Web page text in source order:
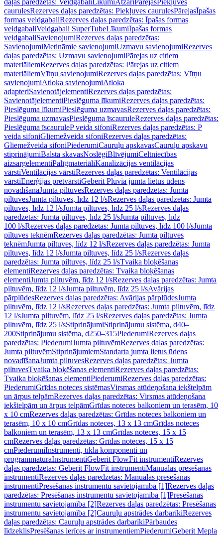
daļas paredzētas: Veidgabali LīkumiAtzari PārejasPiekļuves
caurulesRezerves daļas paredzētas: Piekļuves caurulesPārejasĪpašas
formas veidgabaliRezerves daļas paredzētas: Īpašas formas
veidgabaliVeidgabali SuperTubeLīkumiĪpašas formas
veidgabaliSavienojumiRezerves daļas paredzētas:
SavienojumiMetināmie savienojumiUzmavu savienojumiRezerves
daļas paredzētas: Uzmavu savienojumiPārejas uz citiem
materiāliemRezerves daļas paredzētas: Pārejas uz citiem
materiāliemVītņu savienojumiRezerves daļas paredzētas: Vītņu
savienojumiAtloka savienojumiAtloka
adapteriSavienotājelementiRezerves daļas paredzētas:
SavienotājelementiPieslēguma līkumiRezerves daļas paredzētas:
Pieslēguma līkumiPieslēguma uzmavasRezerves daļas paredzētas:
Pieslēguma uzmavasPieslēguma īscauruleRezerves daļas paredzētas:
Pieslēguma īscauruleP veida sifoniRezerves daļas paredzētas: P
veida sifoniGliemežveida sifoniRezerves daļas paredzētas:
Gliemežveida sifoniPiederumiCauruļu apskavasCauruļu apskavu
stiprinājumiBalsta skavasNoslēgiBlīvējumiCeltniecības
aizsargelementiPalīgmateriāliKanalizācijas ventilācijas
vārstiVentilācijas vārstiRezerves daļas paredzētas: Ventilācijas
vārstiEnerģijas pretvārstiGeberit Pluvia jumta lietus ūdens
novadīšanaJumta piltuvesRezerves daļas paredzētas: Jumta
piltuvesJumta piltuves, līdz 12 l/sRezerves daļas paredzētas: Jumta
piltuves, līdz 12 l/sJumta piltuves, līdz 25 l/sRezerves daļas
paredzētas: Jumta piltuves, līdz 25 l/sJumta piltuves, līdz
100 l/sRezerves daļas paredzētas: Jumta piltuves, līdz 100 l/sJumta
piltuves teknēmRezerves daļas paredzētas: Jumta piltuves
teknēmJumta piltuves, līdz 12 l/sRezerves daļas paredzētas: Jumta
piltuves, līdz 12 l/sJumta piltuves, līdz 25 l/sRezerves daļas
paredzētas: Jumta piltuves, līdz 25 l/sTvaika bloķēšanas
elementiRezerves daļas paredzētas: Tvaika bloķēšanas
elementiJumta piltuvēm, līdz 12 l/sRezerves daļas paredzētas: Jumta
piltuvēm, līdz 12 l/sJumta piltuvēm, līdz 25 l/sAvārijas
pārplūdesRezerves daļas paredzētas: Avārijas pārplūdesJumta
piltuvēm, līdz 12 l/sRezerves daļas paredzētas: Jumta piltuvēm, līdz
12 l/sJumta piltuvēm, līdz 25 l/sRezerves daļas paredzētas: Jumta
piltuvēm, līdz 25 l/sStiprinājumiStiprinājumu sistēma, d40–
200Stiprinājumu sistēma, d250–315PiederumiRezerves daļas
paredzētas: PiederumiJumta piltuvēmRezerves daļas paredzētas:
Jumta piltuvēmStiprinājumiemStandarta jumta lietus ūdens
novadīšanaJumta piltuvesRezerves daļas paredzētas: Jumta
piltuvesTvaika bloķēšanas elementiRezerves daļas paredzētas:
Tvaika bloķēšanas elementiPiederumiRezerves daļas paredzētas:
PiederumiGrīdas noteces sistēmasVirsmas atūdeņošana iekštelpām
un ārpus telpāmRezerves daļas paredzētas: Virsmas atūdeņošana
iekštelpām un ārpus telpāmGrīdas noteces balkoniem un terasēm, 10
x 10 cmRezerves daļas paredzētas: Grīdas noteces balkoniem un
terasēm, 10 x 10 cmGrīdas noteces, 13 x 13 cmGrīdas noteces
balkoniem un terasēm, 13 x 13 cmGrīdas noteces, 15 x 15
cmRezerves daļas paredzētas: Grīdas noteces, 15 x 15
cmPiederumiInstrumenti, tīkla komponenti un
programmatūraInstrumentiGeberit FlowFit instrumentiRezerves
daļas paredzētas: Geberit FlowFit instrumentiManuālās presēšanas
instrumentiRezerves daļas paredzētas: Manuālās presēšanas
instrumentiPresēšanas instrumentu savietojamība [1]Rezerves daļas
paredzētas: Presēšanas instrumentu savietojamība [1]Presēšanas
instrumentu savietojamība [2]Rezerves daļas paredzētas: Presēšanas
instrumentu savietojamība [2]Cauruļu apstrādes darbarīkiRezerves
daļas paredzētas: Cauruļu apstrādes darbarīkiPārbaudes
līdzeklisPresēšanas ierīces ar instrumentiemPiederumiGeberit Mepla